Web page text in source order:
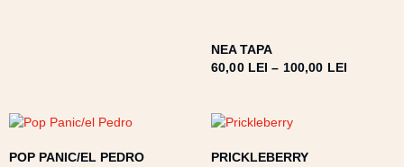
NEA TAPA
60,00 LEI – 100,00 LEI
POP PANIC/EL PEDRO
PRICKLEBERRY